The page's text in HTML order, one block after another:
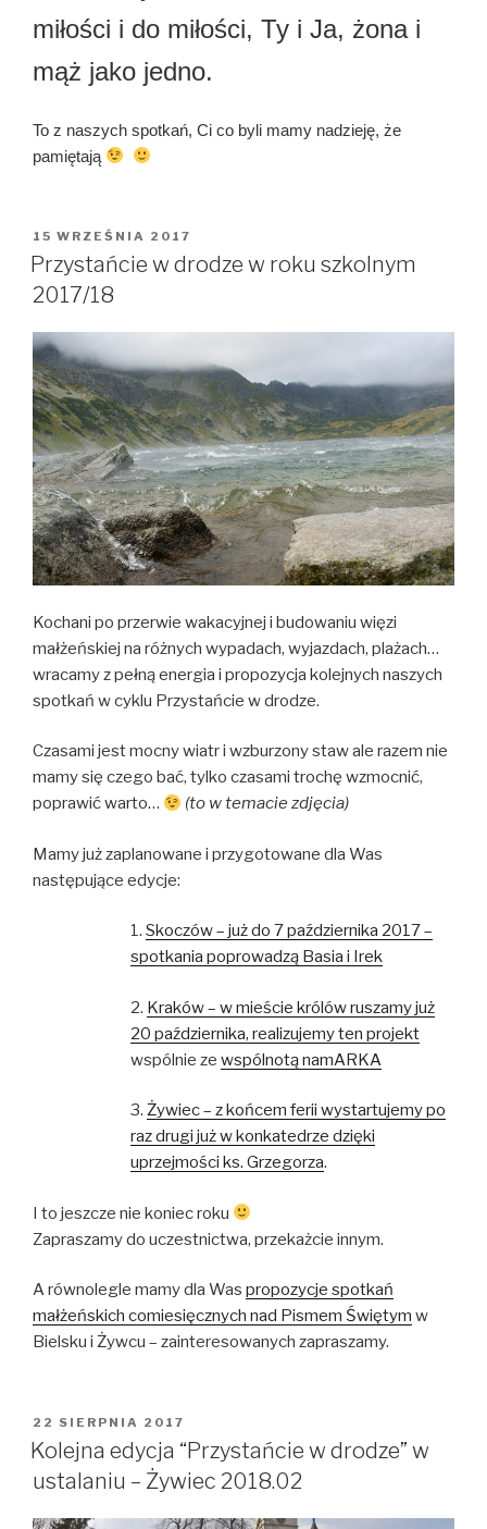
miłości i do miłości, Ty i Ja, żona i
mąż jako jedno.
To z naszych spotkań, Ci co byli mamy nadzieję, że
pamiętają
OPUBLIKOWANE
W
15 WRZEŚNIA 2017
Przystańcie w drodze w roku szkolnym
2017/18
Kochani po przerwie wakacyjnej i budowaniu więzi
małżeńskiej na różnych wypadach, wyjazdach, plażach…
wracamy z pełną energia i propozycja kolejnych naszych
spotkań w cyklu Przystańcie w drodze.
Czasami jest mocny wiatr i wzburzony staw ale razem nie
mamy się czego bać, tylko czasami trochę wzmocnić,
poprawić warto…
(to w temacie zdjęcia)
Mamy już zaplanowane i przygotowane dla Was
następujące edycje:
1. Skoczów – już do 7 października 2017 –
spotkania poprowadzą Basia i Irek
2. Kraków – w mieście królów ruszamy już
20 października, realizujemy ten projekt
wspólnie ze wspólnotą namARKA
3. Żywiec – z końcem ferii wystartujemy po
raz drugi już w konkatedrze dzięki
uprzejmości ks. Grzegorza.
I to jeszcze nie koniec roku
Zapraszamy do uczestnictwa, przekażcie innym.
A równolegle mamy dla Was propozycje spotkań
małżeńskich comiesięcznych nad Pismem Świętym w
Bielsku i Żywcu – zainteresowanych zapraszamy.
OPUBLIKOWANE
W
22 SIERPNIA 2017
Kolejna edycja “Przystańcie w drodze” w
ustalaniu – Żywiec 2018.02